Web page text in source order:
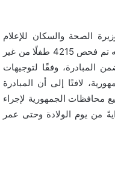
الصحة والسكان للإعلام
والتوعية والمتحدث الرسمي للوزارة، أنه تم فحص 4215 طفلًا من غير
المبادرة، وفقًا لتوجيهات
لافتًا إلى أن المبادرة
في جميع محافظات الجمهورية لإجراء
من يوم الولادة وحتى عمر